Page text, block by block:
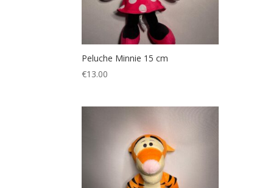
Peluche Minnie 15 cm
€13.00